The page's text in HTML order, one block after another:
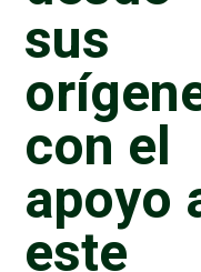
sus
con el
apoyo
este